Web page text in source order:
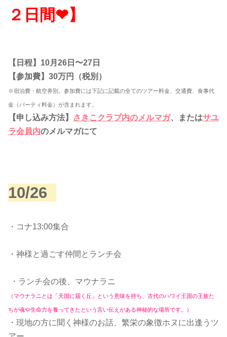
２日間❤︎】
【日程】10月26日〜27日
【参加費】30万円（税別）
※宿泊費・航空券別。参加費には下記に記載の全てのツアー料金、交通費、食事代
金（パーティ料金）が含まれます。
【申し込み方法】 さきこクラブ内のメルマガ、またはサユ
ラ会員内のメルマガにて
10/26
・コナ13:00集合
・神様と過ごす仲間とランチ会
・ランチ会の後、マウナラニ
（マウナラニとは「天国に届く丘」という意味を持ち、古代のハワイ王国の王族た
ちが魂や生命力を養ってきたという言い伝えがある神秘的な場所です。）
・現地の方に聞く神様のお話、繁栄の象徴ホヌに出逢うツ